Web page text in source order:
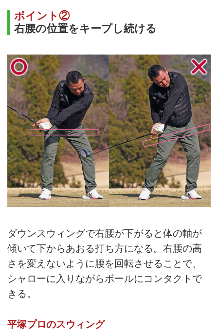
ポイント②
右腰の位置をキープし続ける
ダウンスウィングで右腰が下がると体の軸が
傾いて下からあおる打ち方になる。右腰の高
さを変えないように腰を回転させることで、
シャローに入りながらボールにコンタクトで
きる。
平塚プロのスウィング